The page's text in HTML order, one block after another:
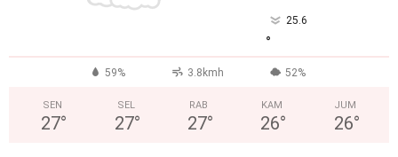
25.6
°
59% 3.8kmh 52%
SEN
27°
SEL
27°
RAB
27°
KAM
26°
JUM
26°